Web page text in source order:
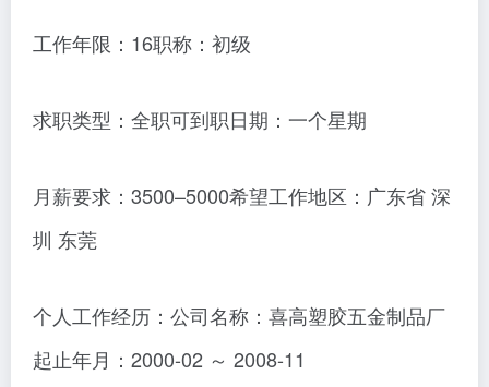
工作年限：16职称：初级
求职类型：全职可到职日期：一个星期
月薪要求：3500–5000希望工作地区：广东省 深
圳 东莞
个人工作经历：公司名称：喜高塑胶五金制品厂
起止年月：2000-02 ～ 2008-11